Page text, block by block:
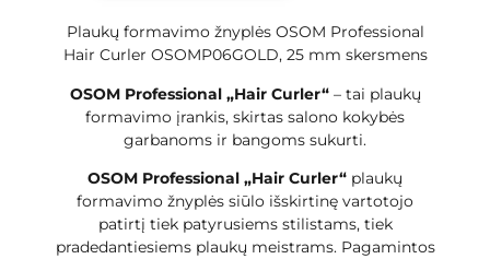
Plaukų formavimo žnyplės OSOM Professional
Hair Curler OSOMP06GOLD, 25 mm skersmens
OSOM Professional „Hair Curler“– tai plaukų
formavimo įrankis, skirtas salono kokybės
garbanoms ir bangoms sukurti.
OSOM Professional „Hair Curler“ plaukų
formavimo žnyplės siūlo išskirtinę vartotojo
patirtį tiek patyrusiems stilistams, tiek
pradedantiesiems plaukų meistrams. Pagamintos